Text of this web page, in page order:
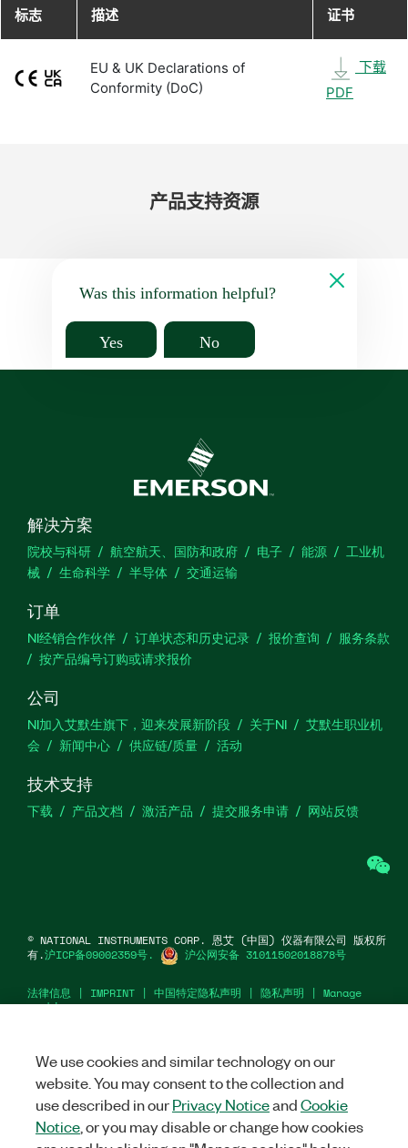
标志 描述 证书
EU & UK Declarations of
Conformity (DoC)
下载
PDF
产品​支持​资源
Was this information helpful?
Yes No
解决方案
院校与科研 航空航天、国防和政府 电子 能源
工业机
械
生命科学 半导体 交通运输
订单
NI经销合作伙伴 订单状态和历史记录 报价查询
服务条款
按产品编号订购或请求报价
公司
NI加入艾默生旗下，迎来发展新阶段 关于NI
艾默生职业机
会
新闻中心 供应链/质量 活动
技术支持
下载 产品文档 激活产品 提交服务申请 网站反馈
法律信息 | IMPRINT | 中国特定隐私声明 | 隐私声明 | Manage
cookies
© NATIONAL INSTRUMENTS CORP. 恩艾 (中国) 仪器有限公司 版权所
有.沪ICP备09002359号. 沪公网安备 31011502018878号
We use cookies and similar technology on our
website. You may consent to the collection and
use described in ourPrivacy NoticeandCookie
Notice, or you may disable or change how cookies